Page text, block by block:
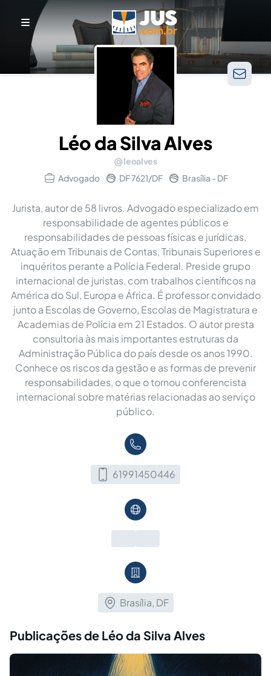
Léo da Silva Alves
leoalves
Advogado
DF 7621/DF Brasília - DF
Jurista, autor de 58 livros. Advogado especializado em
responsabilidade de agentes públicos e
responsabilidades de pessoas físicas e jurídicas.
Atuação em Tribunais de Contas, Tribunais Superiores e
inquéritos perante a Polícia Federal. Preside grupo
internacional de juristas, com trabalhos científicos na
América do Sul, Europa e África. É professor convidado
junto a Escolas de Governo, Escolas de Magistratura e
Academias de Polícia em 21 Estados. O autor presta
consultoria às mais importantes estruturas da
Administração Pública do país desde os anos 1990.
Conhece os riscos da gestão e as formas de prevenir
responsabilidades, o que o tornou conferencista
internacional sobre matérias relacionadas ao serviço
público.
61991450446
Brasília, DF
Publicações de Léo da Silva Alves